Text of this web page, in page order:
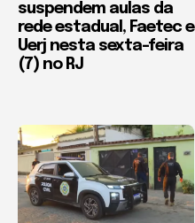
suspendem aulas da
rede estadual, Faetec e
Uerj nesta sexta-feira
(7) no RJ